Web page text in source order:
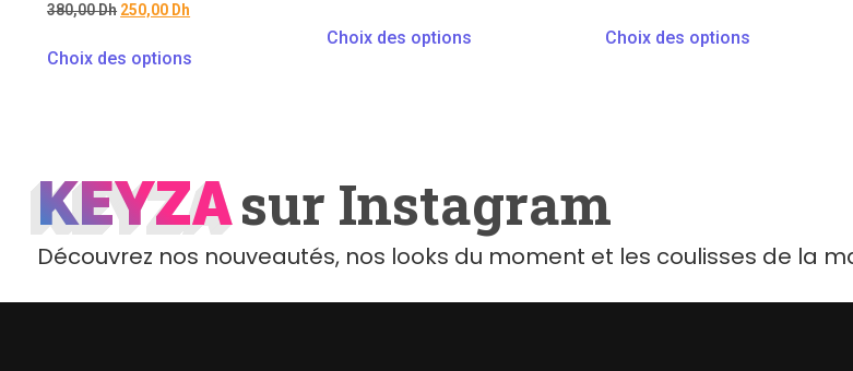
380,00Dh 250,00 Dh
Choix des options
Choix des options Choix des options
KEYZA
KEYZAsur Instagram
Découvrez nos nouveautés, nos looks du moment et les coulisses de la